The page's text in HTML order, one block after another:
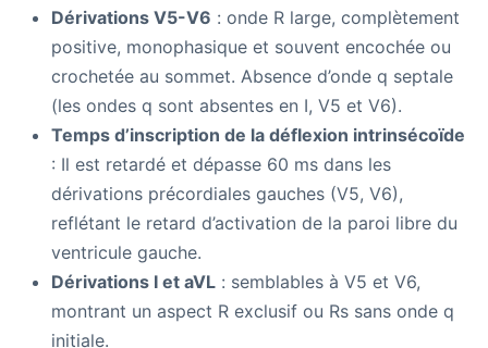
Dérivations V5-V6 : onde R large, complètement
positive, monophasique et souvent encochée ou
crochetée au sommet. Absence d’onde q septale
(les ondes q sont absentes en I, V5 et V6).
Temps d’inscription de la déflexion intrinsécoïde
: Il est retardé et dépasse 60 ms dans les
dérivations précordiales gauches (V5, V6),
reflétant le retard d’activation de la paroi libre du
ventricule gauche.
Dérivations I et aVL : semblables à V5 et V6,
montrant un aspect R exclusif ou Rs sans onde q
initiale.